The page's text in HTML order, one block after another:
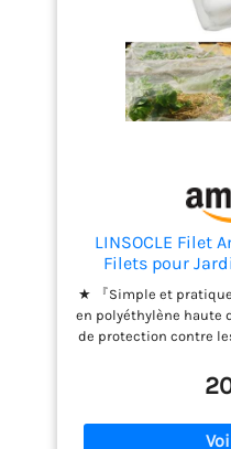
LINSOCLE Filet
Filets pour
Potager, Maille
pour la
★ 『Simple et
en polyéthylène haute
de protection contre
une résistance à la
efficacement aux
utiliser』: le filet
coupé en différentes